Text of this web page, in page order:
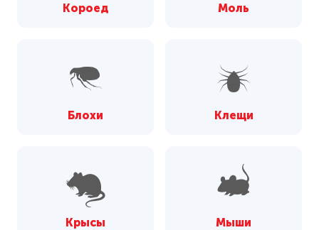
Короед Моль
Блохи Клещи
Крысы Мыши